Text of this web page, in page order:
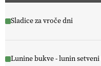
Sladice za vroče dni
Lunine bukve - lunin